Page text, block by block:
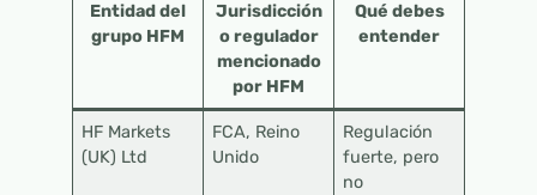
Entidad del
grupo HFM
Jurisdicción
o regulador
mencionado
por HFM
Qué debes
entender
HF Markets
(UK) Ltd
FCA, Reino
Unido
Regulación
fuerte, pero
no